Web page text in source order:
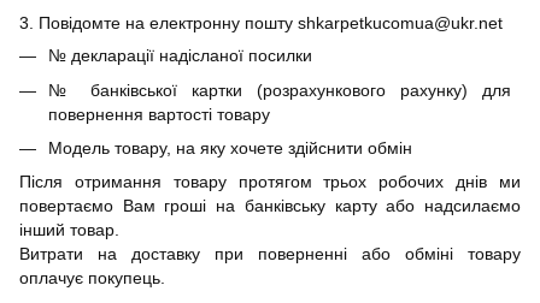
3. Повідомте на електронну пошту shkarpetkucomua@ukr.net
№ декларації надісланої посилки
№ банківської картки (розрахункового рахунку) для
повернення вартості товару
Модель товару, на яку хочете здійснити обмін
Після отримання товару протягом трьох робочих днів ми
повертаємо Вам гроші на банківську карту або надсилаємо
інший товар.
Витрати на доставку при поверненні або обміні товару
оплачує покупець.